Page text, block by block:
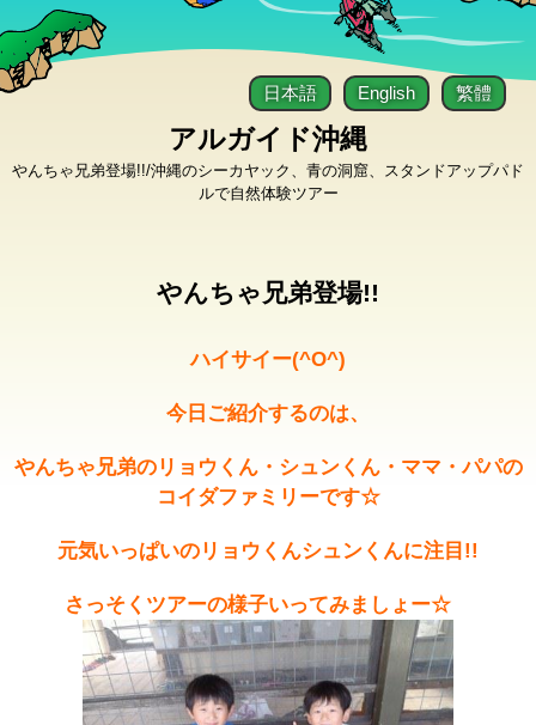
アルガイド沖縄
やんちゃ兄弟登場!!/沖縄のシーカヤック、青の洞窟、スタンドアップパド
ルで自然体験ツアー
日本語 English 繁體
やんちゃ兄弟登場!!
ハイサイー(^O^)
今日ご紹介するのは、
やんちゃ兄弟のリョウくん・シュンくん・ママ・パパの
コイダファミリーです☆
元気いっぱいのリョウくんシュンくんに注目!!
さっそくツアーの様子いってみましょー☆